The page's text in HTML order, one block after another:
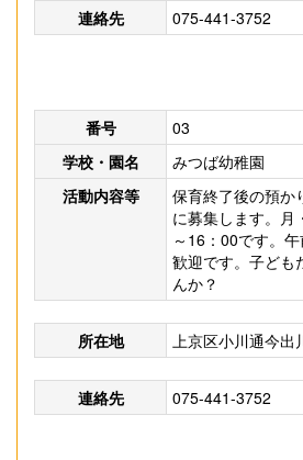
連絡先 075-441-3752
番号
03
学校・園名
みつば幼稚園
活動内容等
保育終了後の預か
に募集します。月
～16：00です。
歓迎です。子ども
んか？
所在地 上京区小川通今出
連絡先 075-441-3752